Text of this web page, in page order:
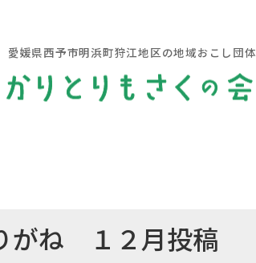
愛媛県西予市明浜町狩江地区の地域おこし団体
がね １２月投稿